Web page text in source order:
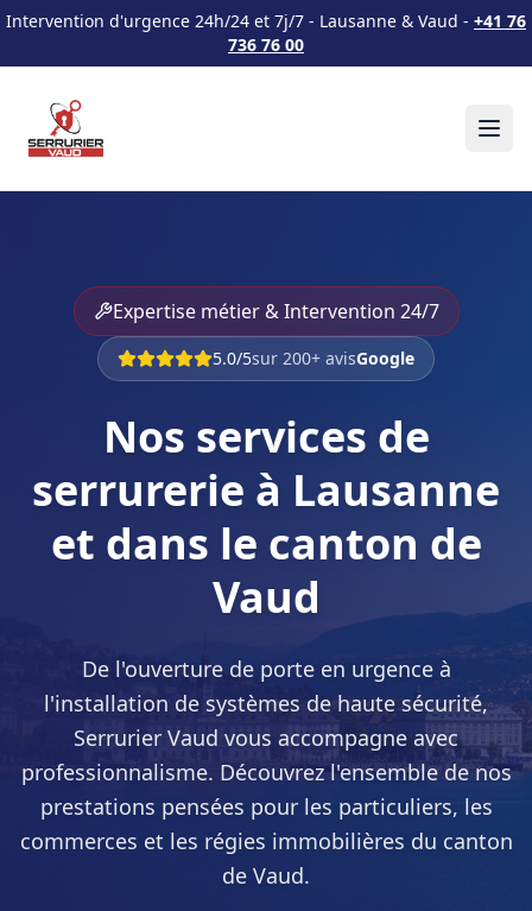
Intervention d'urgence 24h/24 et 7j/7 - Lausanne & Vaud - +41 76
736 76 00
Expertise métier & Intervention 24/7
5.0/5sur 200+ avisGoogle
Nos services de
serrurerie à Lausanne
et dans le canton de
Vaud
De l'ouverture de porte en urgence à
l'installation de systèmes de haute sécurité,
Serrurier Vaud vous accompagne avec
professionnalisme. Découvrez l'ensemble de nos
prestations pensées pour les particuliers, les
commerces et les régies immobilières du canton
de Vaud.